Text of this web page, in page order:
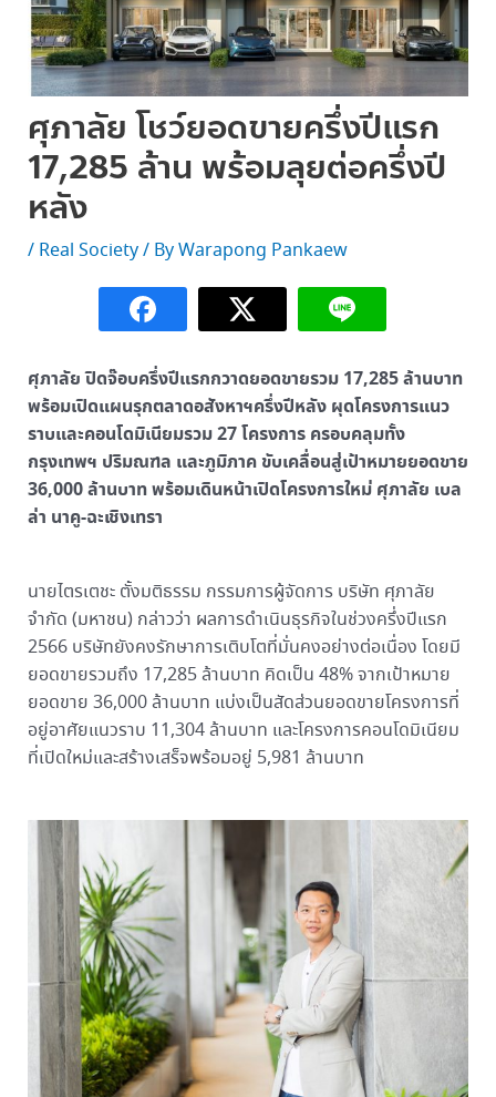
ศุภาลัย โชว์ยอดขายครึ่งปีแรก
17,285 ล้าน พร้อมลุยต่อครึ่งปี
หลัง
/ Real Society/ ByWarapong Pankaew
ศุภาลัย ปิดจ๊อบครึ่งปีแรกกวาดยอดขายรวม 17,285 ล้านบาท
พร้อมเปิดแผนรุกตลาดอสังหาฯครึ่งปีหลัง ผุดโครงการแนว
ราบและคอนโดมิเนียมรวม 27 โครงการ ครอบคลุมทั้ง
กรุงเทพฯ ปริมณฑล และภูมิภาค ขับเคลื่อนสู่เป้าหมายยอดขาย
36,000 ล้านบาท พร้อมเดินหน้าเปิดโครงการใหม่ ศุภาลัย เบล
ล่า นาคู-ฉะเชิงเทรา
นายไตรเตชะ ตั้งมติธรรม กรรมการผู้จัดการ บริษัท ศุภาลัย
จำกัด (มหาชน) กล่าวว่า ผลการดำเนินธุรกิจในช่วงครึ่งปีแรก
2566 บริษัทยังคงรักษาการเติบโตที่มั่นคงอย่างต่อเนื่อง โดยมี
ยอดขายรวมถึง 17,285 ล้านบาท คิดเป็น 48% จากเป้าหมาย
ยอดขาย 36,000 ล้านบาท แบ่งเป็นสัดส่วนยอดขายโครงการที่
อยู่อาศัยแนวราบ 11,304 ล้านบาท และโครงการคอนโดมิเนียม
ที่เปิดใหม่และสร้างเสร็จพร้อมอยู่ 5,981 ล้านบาท